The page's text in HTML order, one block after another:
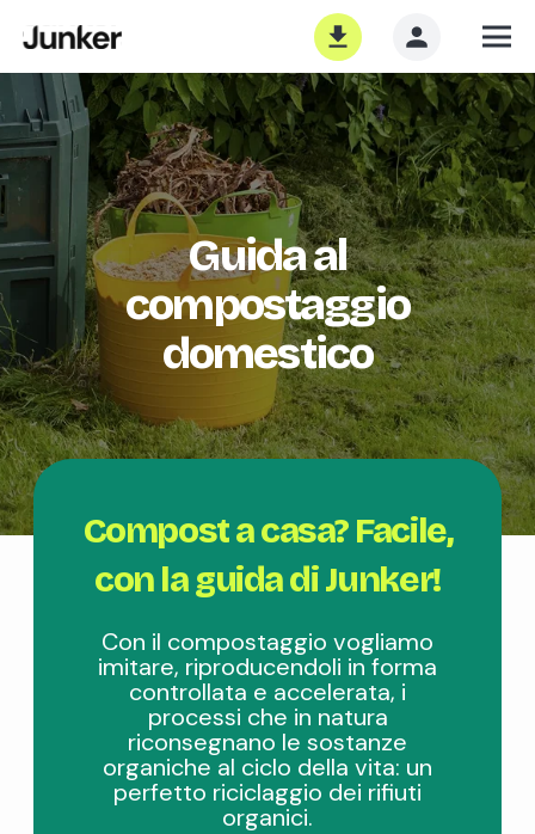
Guida al
compostaggio
domestico
Compost a casa? Facile,
con la guida di Junker!
Con il compostaggio vogliamo
imitare, riproducendoli in forma
controllata e accelerata, i
processi che in natura
riconsegnano le sostanze
organiche al ciclo della vita: un
perfetto riciclaggio dei rifiuti
organici.